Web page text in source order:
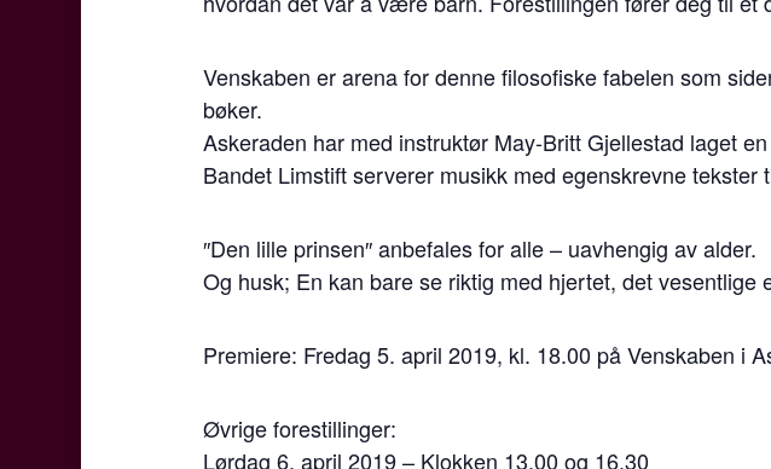
Venskaben er arena for denne filosofiske fabelen som
bøker.
Askeraden har med instruktør May-Britt Gjellestad laget
Bandet Limstift serverer musikk med egenskrevne tekster
″Den lille prinsen″ anbefales for alle – uavhengig av alder.
Og husk; En kan bare se riktig med hjertet, det vesentlige
Premiere: Fredag 5. april 2019, kl. 18.00 på Venskaben i
Øvrige forestillinger:
Lørdag 6. april 2019 – Klokken 13.00 og 16.30